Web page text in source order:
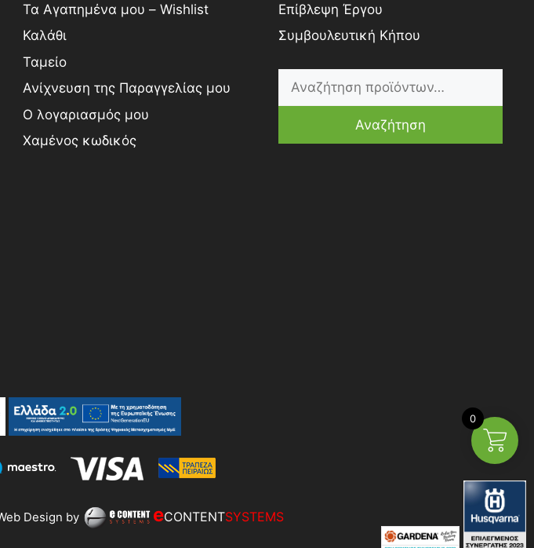
Τα Αγαπημένα μου – Wishlist
Καλάθι
Ταμείο
Ανίχνευση της Παραγγελίας μου
Ο λογαριασμός μου
Χαμένος κωδικός
Επίβλεψη Έργου
Συμβουλευτική Κήπου
Αναζήτηση
Design by eCONTENTSYSTEMS
0